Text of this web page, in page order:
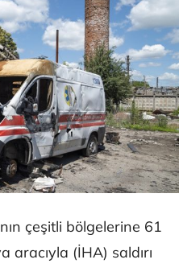
çeşitli bölgelerine 61
aracıyla (İHA) saldırı